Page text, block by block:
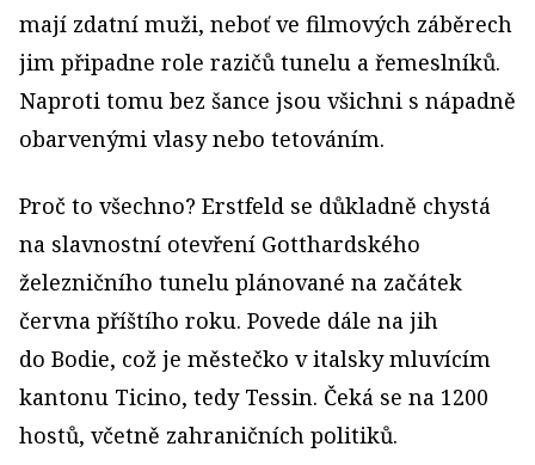
mají zdatní muži, neboť ve filmových záběrech
jim připadne role razičů tunelu a řemeslníků.
Naproti tomu bez šance jsou všichni s nápadně
obarvenými vlasy nebo tetováním.
Proč to všechno? Erstfeld se důkladně chystá
na slavnostní otevření Gotthardského
železničního tunelu plánované na začátek
června příštího roku. Povede dále na jih
do Bodie, což je městečko v italsky mluvícím
kantonu Ticino, tedy Tessin. Čeká se na 1200
hostů, včetně zahraničních politiků.